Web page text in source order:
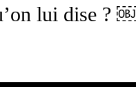
lui dise ?